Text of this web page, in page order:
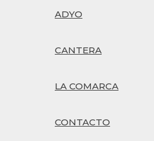
ADYO
CANTERA
LA COMARCA
CONTACTO